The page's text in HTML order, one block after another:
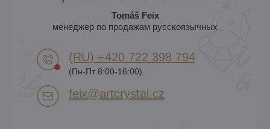
Tomáš Feix
менеджер по продажам русскоязычных
(RU) +420 722 398 794​
(Пн-Пт 8:00-16:00)
feix​@artcrystal​.cz